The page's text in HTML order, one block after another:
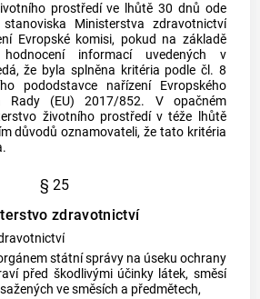
prostředí ve lhůtě 30 dnů ode
Ministerstva zdravotnictví
Evropské komisi, pokud na základě
hodnocení informací uvedených v
že byla splněna kritéria podle čl. 8
pododstavce nařízení Evropského
Rady (EU) 2017/852. V opačném
životního prostředí v téže lhůtě
důvodů oznamovateli, že tato kritéria
§ 25
zdravotnictví
státní správy na úseku ochrany
před škodlivými účinky látek, směsí
ve směsích a předmětech,